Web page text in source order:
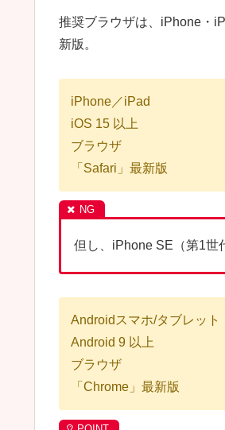
推奨ブラウザは、iPhone・
新版。
iPhone／iPad
iOS 15 以上
ブラウザ
「Safari」最新版
但し、iPhone SE（第1世
Androidスマホ/タブレット
Android 9 以上
ブラウザ
「Chrome」最新版